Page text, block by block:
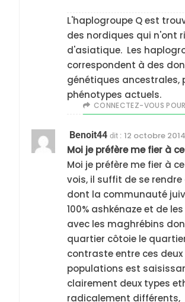
L'haplogroupe Q est
des nordiques qui n'ont
d'asiatique. Les
correspondent à des
génétiques ancestrales,
phénotypes actuels.
CONNECTEZ-VOUS
Benoit44 dit : 12 octobre
Moi je préfère me fier à ce
Moi je préfère me fier à
vois, il suffit de se rendre
dont la communauté
100% ashkénaze et de
avec les maghrébins
quartier côtoie le
contraste entre ces deux
populations est
clairement deux types
radicalement différents,